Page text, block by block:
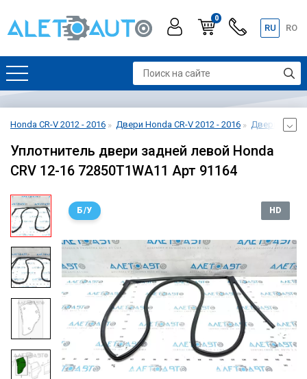
0
RU RO
Honda CR-V 2012 - 2016 Двери Honda CR-V 2012 - 2016 Дверь
Уплотнитель двери задней левой Honda
CRV 12-16 72850T1WA11 Арт 91164
Б/У HD